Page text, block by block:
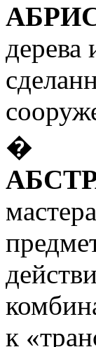
дерева
�
к